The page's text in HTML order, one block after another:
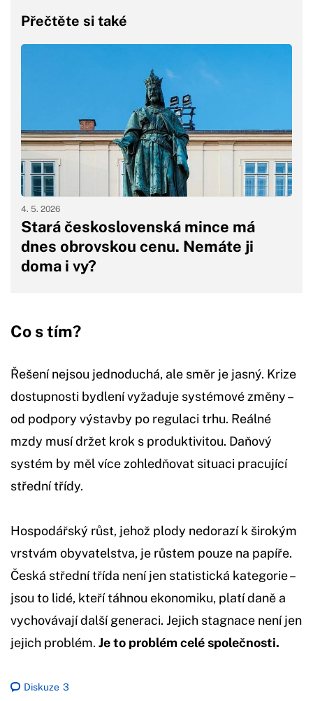
Přečtěte si také
Stará československá mince má
dnes obrovskou cenu. Nemáte ji
doma i vy?
4. 5. 2026
Co s tím?
Řešení nejsou jednoduchá, ale směr je jasný. Krize
dostupnosti bydlení vyžaduje systémové změny –
od podpory výstavby po regulaci trhu. Reálné
mzdy musí držet krok s produktivitou. Daňový
systém by měl více zohledňovat situaci pracující
střední třídy.
Hospodářský růst, jehož plody nedorazí k širokým
vrstvám obyvatelstva, je růstem pouze na papíře.
Česká střední třída není jen statistická kategorie –
jsou to lidé, kteří táhnou ekonomiku, platí daně a
vychovávají další generaci. Jejich stagnace není jen
jejich problém. Je to problém celé společnosti.
Diskuze 3